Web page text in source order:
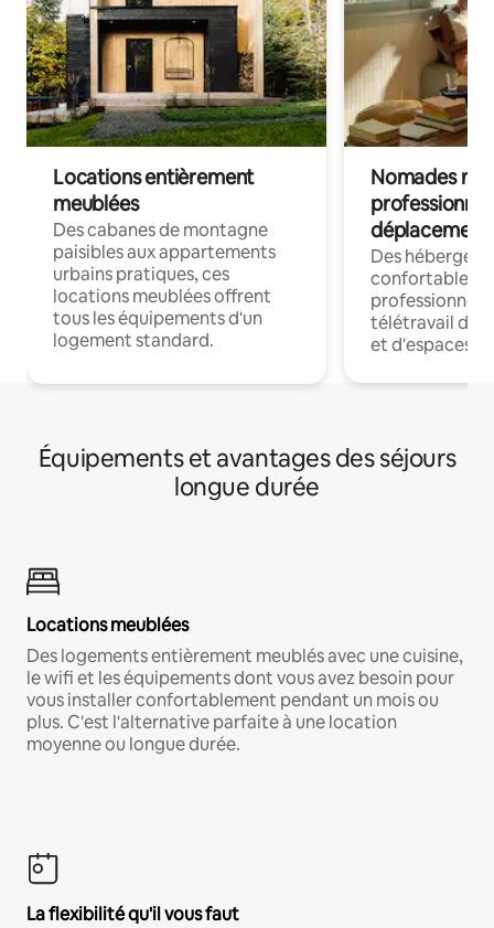
Locations entièrement
meublées
Des cabanes de montagne
paisibles aux appartements
urbains pratiques, ces
locations meublées offrent
tous les équipements d'un
logement standard.
Nomades
déplacement
Des
confortables
professionnels
télétravail
et d'espaces
Équipements et avantages des séjours
longue durée
Locations meublées
Des logements entièrement meublés avec une cuisine,
le wifi et les équipements dont vous avez besoin pour
vous installer confortablement pendant un mois ou
plus. C'est l'alternative parfaite à une location
moyenne ou longue durée.
La flexibilité qu'il vous faut